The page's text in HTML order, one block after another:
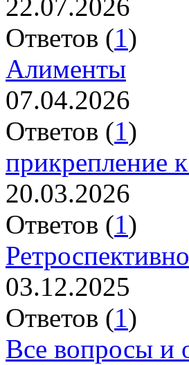
22.07.2026
Ответов (1)
Алименты
07.04.2026
Ответов (1)
прикрепление
20.03.2026
Ответов (1)
03.12.2025
Ответов (1)
Все вопросы и